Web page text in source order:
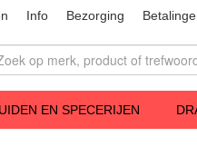
Info Bezorging
EN SPECERIJEN